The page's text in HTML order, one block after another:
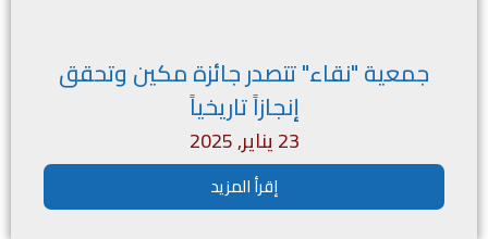
جمعية "نقاء" تتصدر جائزة مكين وتحقق
إنجازاً تاريخياً
23 يناير, 2025
إقرأ المزيد